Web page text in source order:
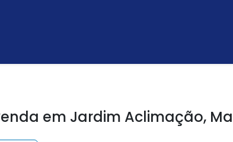
em Jardim Aclimação,